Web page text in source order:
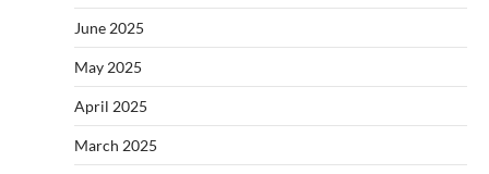
June 2025
May 2025
April 2025
March 2025